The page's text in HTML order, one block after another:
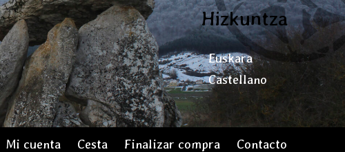
Hizkuntza
Euskara
Castellano
Mi cuenta Cesta Finalizar compra Contacto